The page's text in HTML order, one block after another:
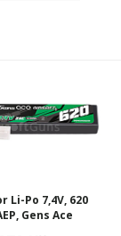
Li-Po 7,4V, 620
Gens Ace